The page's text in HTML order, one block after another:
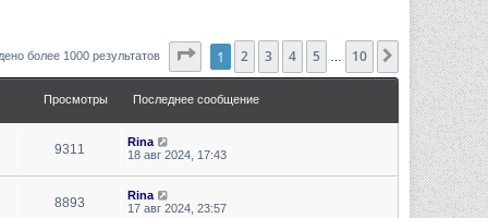
более 1000 результатов Страница 1из10
1 2 3 4 5 10 След.
Просмотры Последнее сообщение
9311
Rina
18 авг 2024, 17:43
8893
Rina
17 авг 2024, 23:57